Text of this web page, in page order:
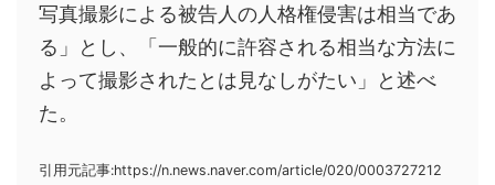
写真撮影による被告人の人格権侵害は相当であ
る」とし、「一般的に許容される相当な方法に
よって撮影されたとは見なしがたい」と述べ
た。
引用元記事:https://n.news.naver.com/article/020/0003727212